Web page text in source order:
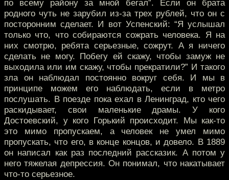
по всему району за мной бегал”. Если он брата
родного чуть не зарубил из-за трех рублей, что он с
посторонним сделает. И вот Успенский: “Я услышал
только что, что собираются сожрать человека. Я на
них смотрю, ребята серьезные, сожрут. А я ничего
сделать не могу. Побегу ей скажу, чтобы замуж не
выходила или им скажу, чтобы прекратили?” И такого
зла он наблюдал постоянно вокруг себя. И мы в
принципе можем его наблюдать, если в метро
послушать. В поезде пока ехал в Ленинград, кто чего
раскидывает, свои маленькие драмы. У кого
Достоевский, у кого Горький происходит. Мы как-то
это мимо пропускаем, а человек не умел мимо
пропускать, что его, в конце концов, и довело. В 1889
он написал как раз последний рассказик. А потом у
него тяжелая депрессия. Он понимал, что накатывает
что-то серьезное.